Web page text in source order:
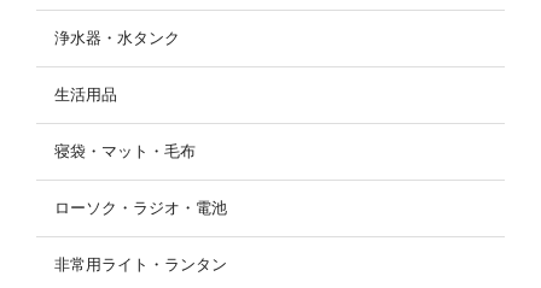
浄水器・水タンク
生活用品
寝袋・マット・毛布
ローソク・ラジオ・電池
非常用ライト・ランタン